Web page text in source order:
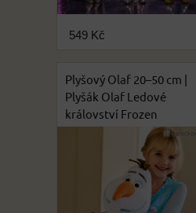
549 Kč
Plyšový Olaf 20–50 cm |
Plyšák Olaf Ledové
království Frozen